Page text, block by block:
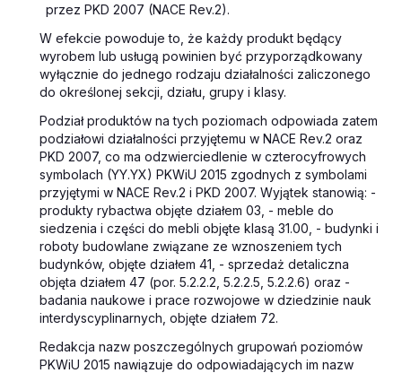
przez PKD 2007 (NACE Rev.2).
W efekcie powoduje to, że każdy produkt będący
wyrobem lub usługą powinien być przyporządkowany
wyłącznie do jednego rodzaju działalności zaliczonego
do określonej sekcji, działu, grupy i klasy.
Podział produktów na tych poziomach odpowiada zatem
podziałowi działalności przyjętemu w NACE Rev.2 oraz
PKD 2007, co ma odzwierciedlenie w czterocyfrowych
symbolach (YY.YX) PKWiU 2015 zgodnych z symbolami
przyjętymi w NACE Rev.2 i PKD 2007. Wyjątek stanowią: -
produkty rybactwa objęte działem 03, - meble do
siedzenia i części do mebli objęte klasą 31.00, - budynki i
roboty budowlane związane ze wznoszeniem tych
budynków, objęte działem 41, - sprzedaż detaliczna
objęta działem 47 (por. 5.2.2.2, 5.2.2.5, 5.2.2.6) oraz -
badania naukowe i prace rozwojowe w dziedzinie nauk
interdyscyplinarnych, objęte działem 72.
Redakcja nazw poszczególnych grupowań poziomów
PKWiU 2015 nawiązuje do odpowiadających im nazw